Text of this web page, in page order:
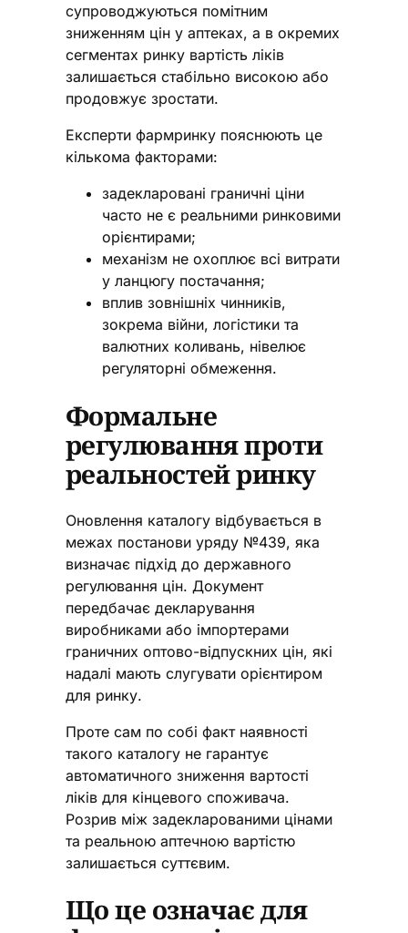
супроводжуються помітним
зниженням цін у аптеках, а в окремих
сегментах ринку вартість ліків
залишається стабільно високою або
продовжує зростати.
Експерти фармринку пояснюють це
кількома факторами:
задекларовані граничні ціни
часто не є реальними ринковими
орієнтирами;
механізм не охоплює всі витрати
у ланцюгу постачання;
вплив зовнішніх чинників,
зокрема війни, логістики та
валютних коливань, нівелює
регуляторні обмеження.
Формальне
регулювання проти
реальностей ринку
Оновлення каталогу відбувається в
межах постанови уряду №439, яка
визначає підхід до державного
регулювання цін. Документ
передбачає декларування
виробниками або імпортерами
граничних оптово-відпускних цін, які
надалі мають слугувати орієнтиром
для ринку.
Проте сам по собі факт наявності
такого каталогу не гарантує
автоматичного зниження вартості
ліків для кінцевого споживача.
Розрив між задекларованими цінами
та реальною аптечною вартістю
залишається суттєвим.
Що це означає для